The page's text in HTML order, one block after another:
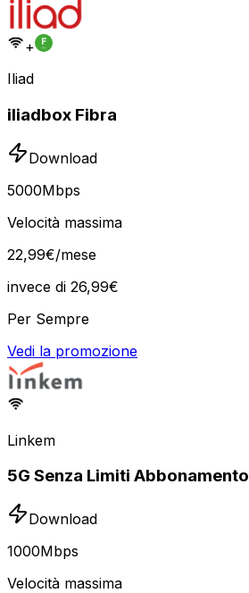
+
Iliad
iliadbox Fibra
Download
5000Mbps
Velocità massima
22,99€/mese
invece di 26,99€
Per Sempre
Vedi la promozione
Linkem
5G Senza Limiti Abbonamento
Download
1000Mbps
Velocità massima